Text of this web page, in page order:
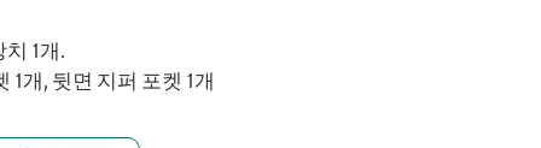
1개.
1개, 뒷면 지퍼 포켓 1개